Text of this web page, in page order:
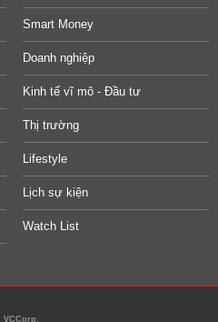
Smart Money
Doanh nghiệp
Kinh tế vĩ mô - Đầu tư
Thị trường
Lifestyle
Lịch sự kiện
Watch List
VCCorp.